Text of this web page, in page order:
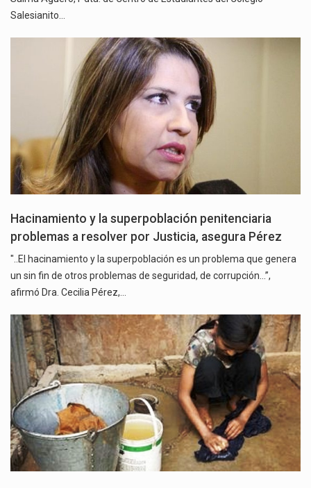
Salesianito…
Hacinamiento y la superpoblación penitenciaria
problemas a resolver por Justicia, asegura Pérez
"..El hacinamiento y la superpoblación es un problema que genera
un sin fin de otros problemas de seguridad, de corrupción…”,
afirmó Dra. Cecilia Pérez,…